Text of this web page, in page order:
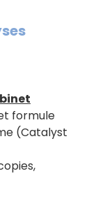
formule
(Catalyst